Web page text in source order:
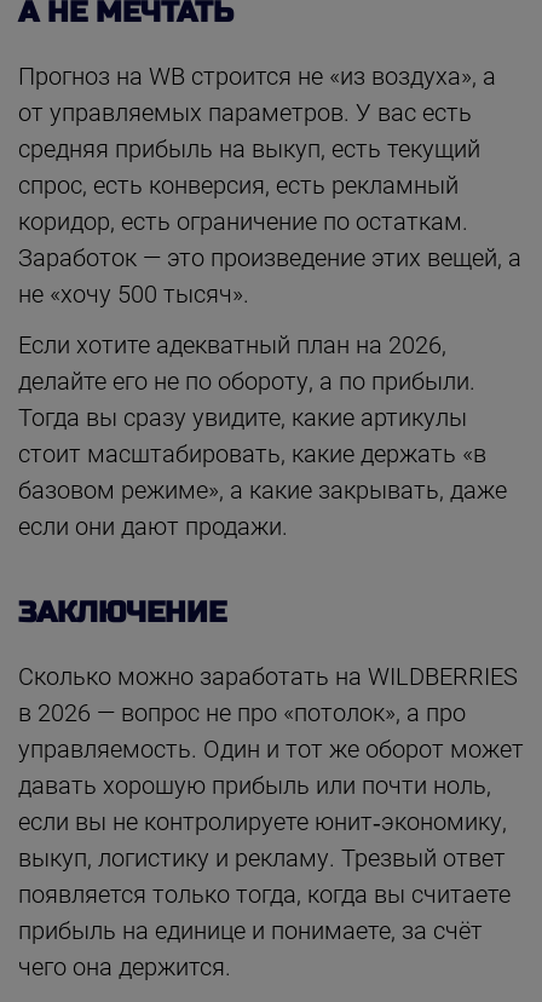
А НЕ МЕЧТАТЬ
Прогноз на WB строится не «из воздуха», а
от управляемых параметров. У вас есть
средняя прибыль на выкуп, есть текущий
спрос, есть конверсия, есть рекламный
коридор, есть ограничение по остаткам.
Заработок — это произведение этих вещей, а
не «хочу 500 тысяч».
Если хотите адекватный план на 2026,
делайте его не по обороту, а по прибыли.
Тогда вы сразу увидите, какие артикулы
стоит масштабировать, какие держать «в
базовом режиме», а какие закрывать, даже
если они дают продажи.
ЗАКЛЮЧЕНИЕ
Сколько можно заработать на WILDBERRIES
в 2026 — вопрос не про «потолок», а про
управляемость. Один и тот же оборот может
давать хорошую прибыль или почти ноль,
если вы не контролируете юнит‑экономику,
выкуп, логистику и рекламу. Трезвый ответ
появляется только тогда, когда вы считаете
прибыль на единице и понимаете, за счёт
чего она держится.